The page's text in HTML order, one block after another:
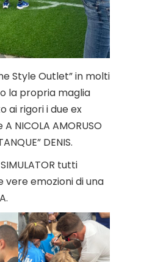
Style Outlet” in molti
la propria maglia
ai rigori i due ex
NICOLA AMORUSO
DENIS.
tutti
vere emozioni di una